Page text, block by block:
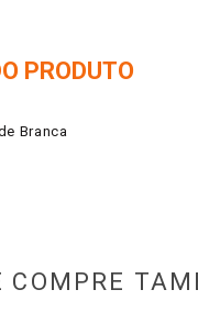
PRODUTO
Branca
COMPRE